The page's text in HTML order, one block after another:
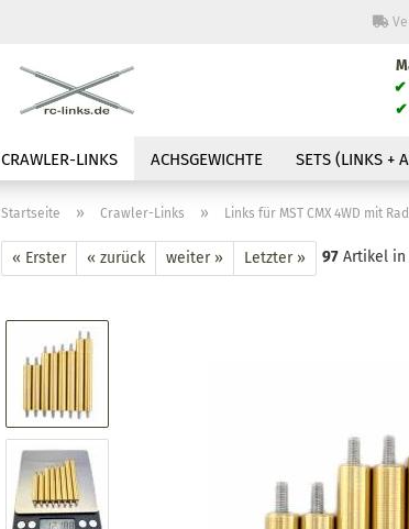
✔
✔
CRAWLER-LINKS ACHSGEWICHTE SETS (LINKS +
Startseite » Crawler-Links » Links für MST CMX 4WD mit
« Erster « zurück weiter » Letzter » 97Artikel in